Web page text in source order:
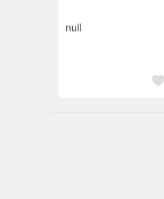
null